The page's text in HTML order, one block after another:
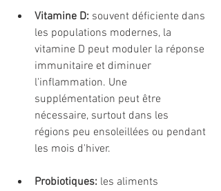
Vitamine D: souvent déficiente dans
les populations modernes, la
vitamine D peut moduler la réponse
immunitaire et diminuer
l'inflammation. Une
supplémentation peut être
nécessaire, surtout dans les
régions peu ensoleillées ou pendant
les mois d'hiver.
Probiotiques: les aliments